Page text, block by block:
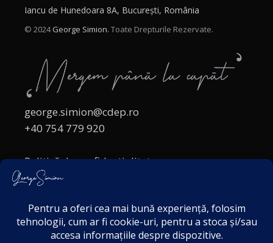
Iancu de Hunedoara 8A, București, România
© 2024George Simion. Toate Drepturile Rezervate.
george.simion@cdep.ro
+40 754 779 920
Politică de confidențialitate
Politica cookies
Acordul de markting
Disclaimer